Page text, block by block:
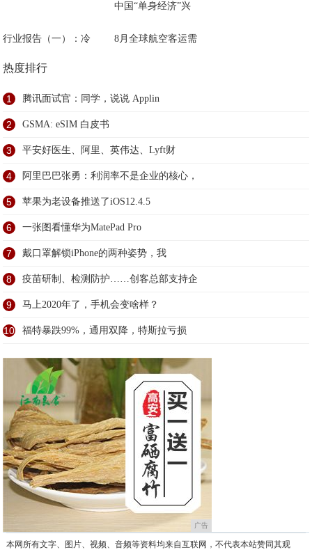
中国“单身经济”兴
行业报告（一）：冷 8月全球航空客运需
热度排行
1 腾讯面试官：同学，说说 Applin
2 GSMA: eSIM 白皮书
3 平安好医生、阿里、英伟达、Lyft财
4 阿里巴巴张勇：利润率不是企业的核心，
5 苹果为老设备推送了iOS12.4.5
6 一张图看懂华为MatePad Pro
7 戴口罩解锁iPhone的两种姿势，我
8 疫苗研制、检测防护……创客总部支持企
9 马上2020年了，手机会变啥样？
10 福特暴跌99%，通用双降，特斯拉亏损
广告
本网所有文字、图片、视频、音频等资料均来自互联网，不代表本站赞同其观